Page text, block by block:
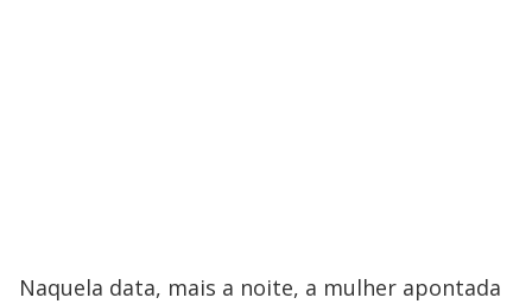
Naquela data, mais a noite, a mulher apontada